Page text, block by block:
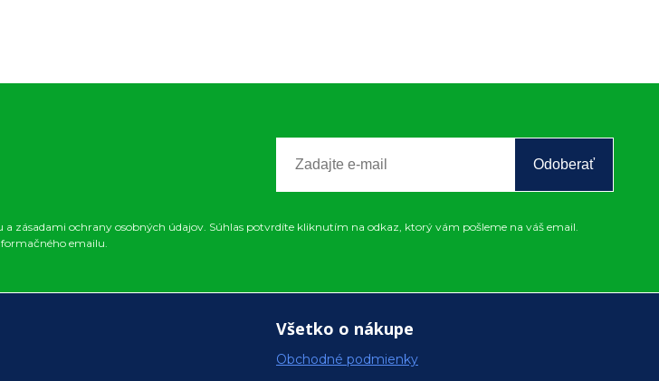
Odoberať
zásadami ochrany osobných údajov. Súhlas potvrdíte kliknutím na odkaz, ktorý vám pošleme na váš email.
emailu.
Všetko o nákupe
Obchodné podmienky